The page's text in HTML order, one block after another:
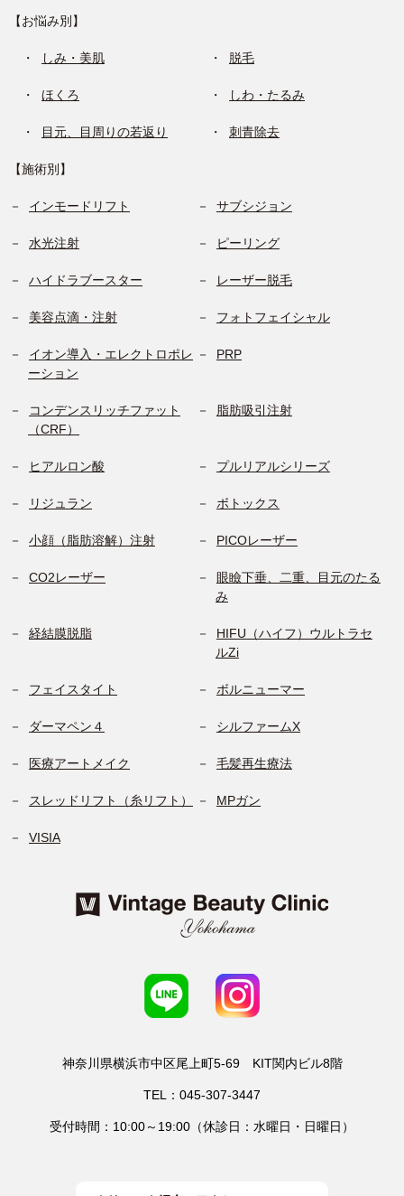
【お悩み別】
しみ・美肌 脱毛
ほくろ しわ・たるみ
目元、目周りの若返り 刺青除去
【施術別】
インモードリフト サブシジョン
水光注射 ピーリング
ハイドラブースター レーザー脱毛
美容点滴・注射 フォトフェイシャル
イオン導入・エレクトロポレ
ーション
PRP
コンデンスリッチファット
（CRF）
脂肪吸引注射
ヒアルロン酸 プルリアルシリーズ
リジュラン ボトックス
小顔（脂肪溶解）注射 PICOレーザー
CO2レーザー
眼瞼下垂、二重、目元のたる
み
経結膜脱脂
HIFU（ハイフ）ウルトラセ
ルZi
フェイスタイト ボルニューマー
ダーマペン４ シルファームX
医療アートメイク 毛髪再生療法
スレッドリフト（糸リフト） MPガン
VISIA
神奈川県横浜市中区尾上町5-69 KIT関内ビル8階
TEL：045-307-3447
受付時間：10:00～19:00（休診日：水曜日・日曜日）